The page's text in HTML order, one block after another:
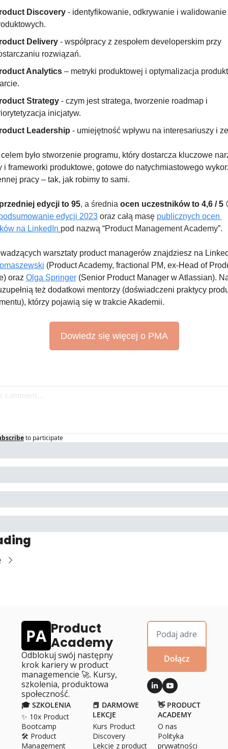
Discovery - identyfikowanie, odkrywanie i walidowanie
Delivery - współpracy z zespołem developerskim przy
rozwiązań.
Analytics – metryki produktowej i optymalizacja
Strategy - czym jest stratega, tworzenie roadmap i
inicjatyw.
Leadership - umiejętność wpływu na interesariuszy i
było stworzenie programu, który dostarcza kluczowe
i frameworki produktowe, gotowe do natychmiastowego
pracy – tak, jak robimy to sami.
edycji to 95, a średnia ocen uczestników to 4,6 / 5
edycji 2023 oraz całą masę publicznych ocen
na LinkedIn pod nazwą “Product Management Academy”.
(Product Academy, fractional PM, ex-Head of
oraz Olga Springer (Senior Product Manager w Atlassian).
też dodatkowi mentorzy (doświadczeni praktycy
którzy pojawią się w trakcie Akademii.
Dowiedz się więcej o PMA
to participate
Product
Academy
Odblokuj swój następny
krok kariery w product
managemencie 🚀. Kursy,
szkolenia, produktowa
społeczność.
Dołącz
🎓 SZKOLENIA
✨ 10x Product
Bootcamp
🛠️ Product
Management
📕 DARMOWE
LEKCJE
Kurs Product
Discovery
Lekcje z product
👋 PRODUCT
ACADEMY
O nas
Polityka
prywatności